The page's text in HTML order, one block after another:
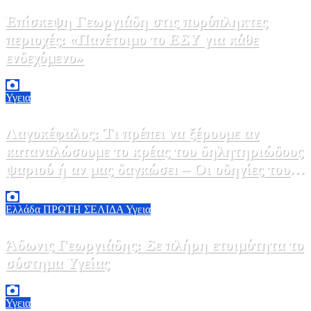
Επίσκεψη Γεωργιάδη στις πυρόπληκτες
περιοχές: «Πανέτοιμο το ΕΣΥ για κάθε
ενδεχόμενο»
Υγεια
Λαγοκέφαλος: Τι πρέπει να ξέρουμε αν
καταναλώσουμε το κρέας του δηλητηριώδους
ψαριού ή αν μας δαγκώσει – Οι οδηγίες του
ΕΟΔΥ
Ελλάδα ΠΡΩΤΗ ΣΕΛΙΔΑ Υγεια
Άδωνις Γεωργιάδης: Σε πλήρη ετοιμότητα το
σύστημα Υγείας
Υγεια